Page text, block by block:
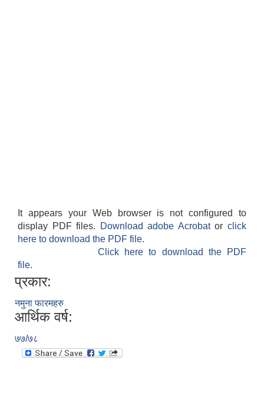
It appears your Web browser is not configured to
display PDF files.
Download adobe Acrobatorclick
here to download the PDF file.
Click here to download the PDF
file.
प्रकार:
नमुना फारमहरु
आर्थिक वर्ष:
७७/७८